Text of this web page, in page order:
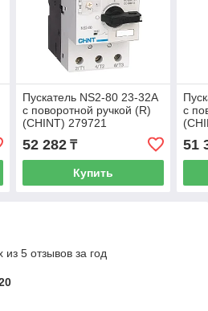
Пускатель NS2-80 23-32A
с поворотной ручкой (R)
(CHINT) 279721
52 282₸
Купить
с
51
5 отзывов за год